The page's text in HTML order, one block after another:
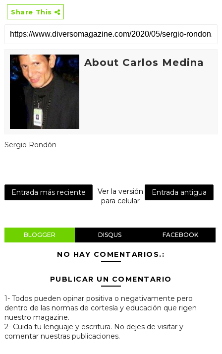
Share This
About Carlos Medina
Sergio Rondón
Entrada más reciente Entrada antigua
Ver la versión
para celular
BLOGGER DISQUS FACEBOOK
NO HAY COMENTARIOS.:
PUBLICAR UN COMENTARIO
1- Todos pueden opinar positiva o negativamente pero
dentro de las normas de cortesía y educación que rigen
nuestro magazine.
2- Cuida tu lenguaje y escritura. No dejes de visitar y
comentar nuestras publicaciones.